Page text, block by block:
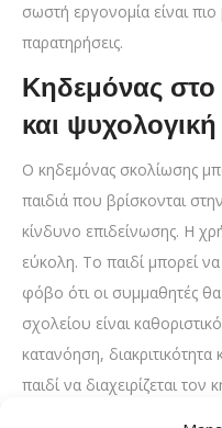
σωστή εργονομία είναι πιο
παρατηρήσεις.
Κηδεμόνας στο
και
Ο κηδεμόνας σκολίωσης
παιδιά που βρίσκονται
κίνδυνο επιδείνωσης. Η
εύκολη. Το παιδί μπορεί
φόβο ότι οι συμμαθητές
σχολείου είναι
κατανόηση,
παιδί να διαχειρίζεται τον